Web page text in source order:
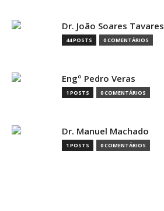
Dr. João Soares Tavares
44 POSTS 0 COMENTÁRIOS
Engº Pedro Veras
1 POSTS 0 COMENTÁRIOS
Dr. Manuel Machado
1 POSTS 0 COMENTÁRIOS